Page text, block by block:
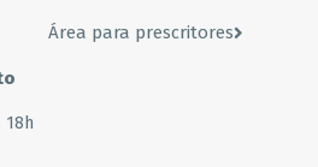
Área para prescritores
18h